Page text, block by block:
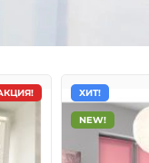
ХИТ!
NEW!